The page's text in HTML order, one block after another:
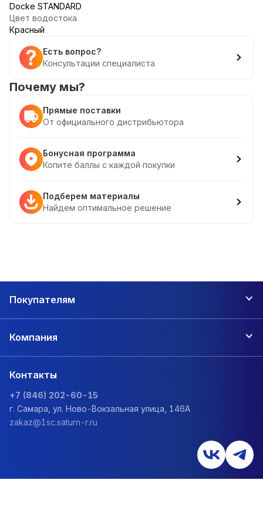
Docke STANDARD
Цвет водостока
Красный
Есть вопрос?
Консультации специалиста
Почему мы?
Прямые поставки
От официального дистрибьютора
Бонусная программа
Копите баллы с каждой покупки
Подберем материалы
Найдем оптимальное решение
Покупателям
Компания
Контакты
+7 (846) 202-60-15
г. Самара, ул. Ново-Вокзальная улица, 146А
zakaz@1sc.saturn-r.ru